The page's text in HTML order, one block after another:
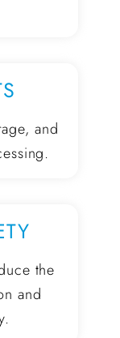
and
the
and